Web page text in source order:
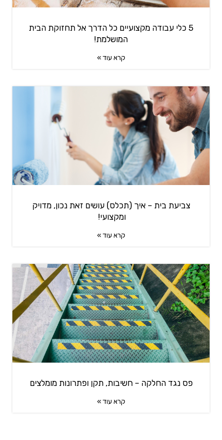
5 כלי עבודה מקצועיים כל הדרך אל תחזוקת הבית
המושלמת!
קרא עוד »
צביעת בית – איך (תכלס) עושים זאת נכון, מדויק
ומקצועי!
קרא עוד »
פס נגד החלקה – חשיבות, תקן ופתרונות מומלצים
קרא עוד »